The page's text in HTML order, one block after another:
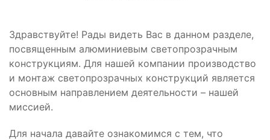
Здравствуйте! Рады видеть Вас в данном разделе,
посвященным алюминиевым светопрозрачным
конструкциям. Для нашей компании производство
и монтаж светопрозрачных конструкций является
основным направлением деятельности – нашей
миссией.
Для начала давайте ознакомимся с тем, что